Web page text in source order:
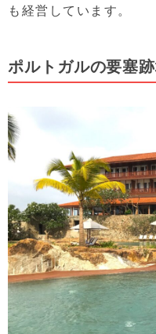
も経営しています。
ポルトガルの要塞